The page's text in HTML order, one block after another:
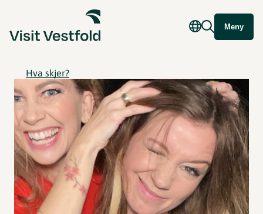
Meny
Hva skjer?